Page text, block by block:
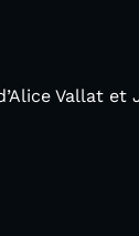
Vallat et